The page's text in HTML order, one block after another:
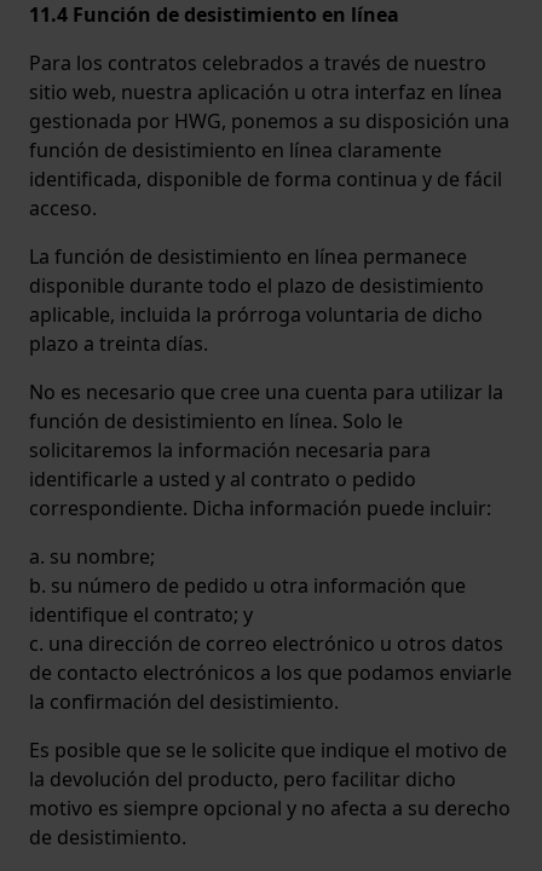
11.4 Función de desistimiento en línea
Para los contratos celebrados a través de nuestro
sitio web, nuestra aplicación u otra interfaz en línea
gestionada por HWG, ponemos a su disposición una
función de desistimiento en línea claramente
identificada, disponible de forma continua y de fácil
acceso.
La función de desistimiento en línea permanece
disponible durante todo el plazo de desistimiento
aplicable, incluida la prórroga voluntaria de dicho
plazo a treinta días.
No es necesario que cree una cuenta para utilizar la
función de desistimiento en línea. Solo le
solicitaremos la información necesaria para
identificarle a usted y al contrato o pedido
correspondiente. Dicha información puede incluir:
a. su nombre;
b. su número de pedido u otra información que
identifique el contrato; y
c. una dirección de correo electrónico u otros datos
de contacto electrónicos a los que podamos enviarle
la confirmación del desistimiento.
Es posible que se le solicite que indique el motivo de
la devolución del producto, pero facilitar dicho
motivo es siempre opcional y no afecta a su derecho
de desistimiento.